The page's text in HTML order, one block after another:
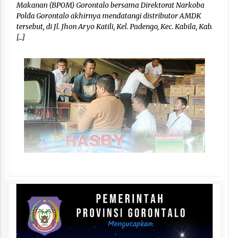
Makanan (BPOM) Gorontalo bersama Direktorat Narkoba
Polda Gorontalo akhirnya mendatangi distributor AMDK
tersebut, di Jl. Jhon Aryo Katili, Kel. Padengo, Kec. Kabila, Kab.
[…]